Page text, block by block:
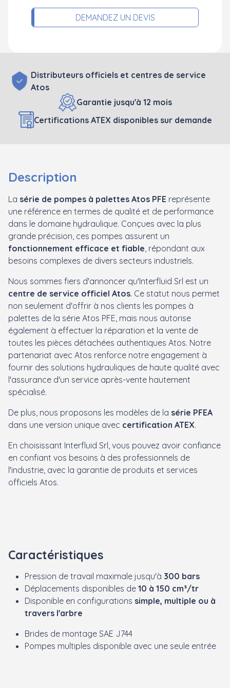
DEMANDEZ UN DEVIS
Distributeurs officiels et centres de service
Atos
Garantie jusqu'à 12 mois
Certifications ATEX disponibles sur demande
Description
La série de pompes à palettes Atos PFE représente
une référence en termes de qualité et de performance
dans le domaine hydraulique. Conçues avec la plus
grande précision, ces pompes assurent un
fonctionnement efficace et fiable , répondant aux
besoins complexes de divers secteurs industriels.
Nous sommes fiers d'annoncer qu'Interfluid Srl est un
centre de service officiel Atos. Ce statut nous permet
non seulement d'offrir à nos clients les pompes à
palettes de la série Atos PFE, mais nous autorise
également à effectuer la réparation et la vente de
toutes les pièces détachées authentiques Atos. Notre
partenariat avec Atos renforce notre engagement à
fournir des solutions hydrauliques de haute qualité avec
l'assurance d'un service après-vente hautement
spécialisé.
De plus, nous proposons les modèles de la série PFEA
dans une version unique avec certification ATEX.
En choisissant Interfluid Srl, vous pouvez avoir confiance
en confiant vos besoins à des professionnels de
l'industrie, avec la garantie de produits et services
officiels Atos.
Caractéristiques
Pression de travail maximale jusqu'à 300 bars
Déplacements disponibles de 10 à 150 cm³/tr
Disponible en configurations simple, multiple ou à
travers l'arbre
Brides de montage SAE J744
Pompes multiples disponible avec une seule entrée